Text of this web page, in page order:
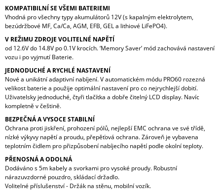
KOMPATIBILNÍ SE VŠEMI BATERIEMI
Vhodná pro všechny typy akumulátorů 12V (s kapalným elektrolytem,
bezúdržbové MF, Ca/Ca, AGM, EFB, GEL a lithiové LiFePO4).
V REŽIMU ZDROJE VOLITELNÉ NAPĚTÍ
od 12.6V do 14.8V po 0.1V krocích. ‘Memory Saver’ mód zachovává nastavení
vozu i po vyjmutí Baterie.
JEDNODUCHÉ A RYCHLÉ NASTAVENÍ
Nové a unikátní adaptivní nabíjení. V automatickém módu PRO60 rozezná
velikost baterie a použije optimální nastavení pro co nejrychlejší dobití.
Uživatelsky jednoduché, čtyři tlačítka a dobře čitelný LCD display. Navíc
kompletně v češtině.
BEZPEČNÁ A VYSOCE STABILNÍ
Ochrana proti jiskření, prohození pólů, nejlepší EMC ochrana ve své třídě,
nízké výkyvy napětí a proudu, přepěťová ochrana. Zároveň je vybavena
teplotním čidlem pro přizpůsobení nabíjecího napětí podle okolní teploty.
PŘENOSNÁ A ODOLNÁ
Dodáváno s 5m kabely a svorkami pro vysoké proudy. Robustní
nárazuvzdorné pouzdro, skládací držadlo.
Volitelné příslušenství - Držák na stěnu, mobilní vozík.